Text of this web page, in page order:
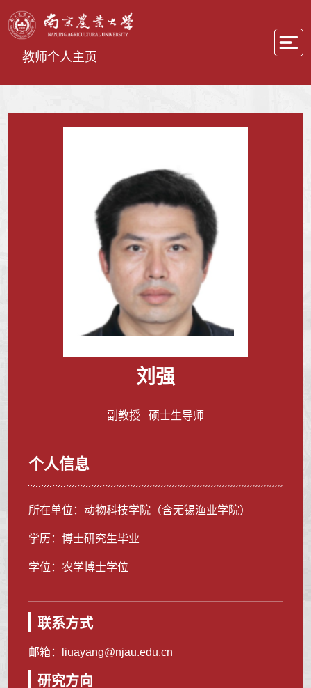
教师个人主页
刘强
副教授 硕士生导师
个人信息
所在单位：动物科技学院（含无锡渔业学院）
学历：博士研究生毕业
学位：农学博士学位
联系方式
邮箱： liuayang@njau.edu.cn
研究方向